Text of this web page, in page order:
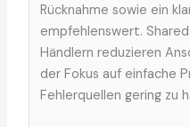
Rücknahme sowie ein
empfehlenswert.
Händlern reduzieren
der Fokus auf einfache
Fehlerquellen gering zu